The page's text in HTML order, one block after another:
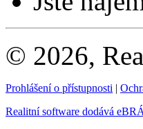
© 2026,
Prohlášení o přístupnosti |
Realitní software dodává